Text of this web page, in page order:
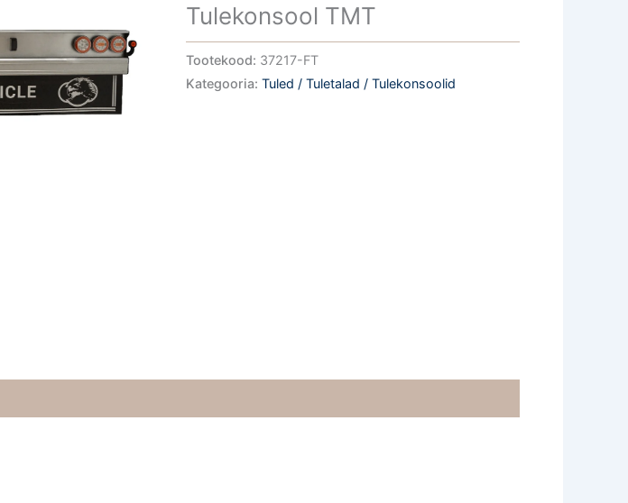
Tulekonsool TMT
Tootekood: 37217-FT
Kategooria:Tuled / Tuletalad / Tulekonsoolid